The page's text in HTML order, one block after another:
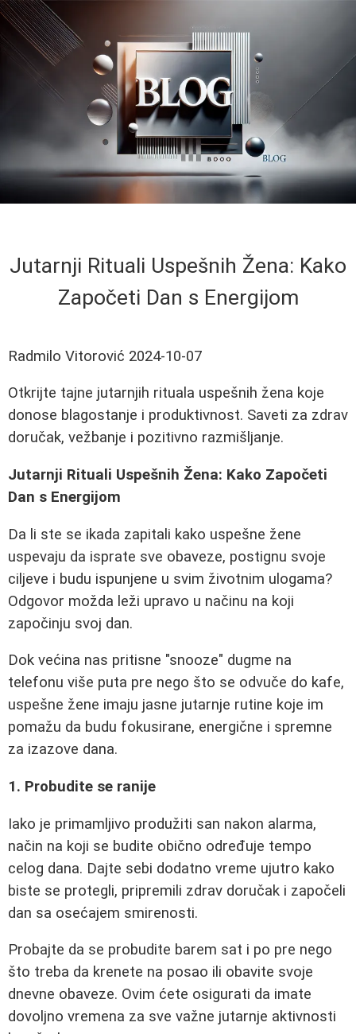
Jutarnji Rituali Uspešnih Žena: Kako
Započeti Dan s Energijom
Radmilo Vitorović 2024-10-07
Otkrijte tajne jutarnjih rituala uspešnih žena koje
donose blagostanje i produktivnost. Saveti za zdrav
doručak, vežbanje i pozitivno razmišljanje.
Jutarnji Rituali Uspešnih Žena: Kako Započeti
Dan s Energijom
Da li ste se ikada zapitali kako uspešne žene
uspevaju da isprate sve obaveze, postignu svoje
ciljeve i budu ispunjene u svim životnim ulogama?
Odgovor možda leži upravo u načinu na koji
započinju svoj dan.
Dok većina nas pritisne "snooze" dugme na
telefonu više puta pre nego što se odvuče do kafe,
uspešne žene imaju jasne jutarnje rutine koje im
pomažu da budu fokusirane, energične i spremne
za izazove dana.
1. Probudite se ranije
Iako je primamljivo produžiti san nakon alarma,
način na koji se budite obično određuje tempo
celog dana. Dajte sebi dodatno vreme ujutro kako
biste se protegli, pripremili zdrav doručak i započeli
dan sa osećajem smirenosti.
Probajte da se probudite barem sat i po pre nego
što treba da krenete na posao ili obavite svoje
dnevne obaveze. Ovim ćete osigurati da imate
dovoljno vremena za sve važne jutarnje aktivnosti